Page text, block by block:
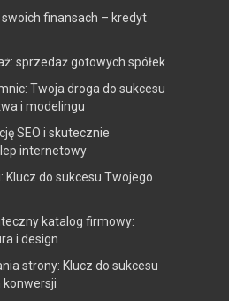
finansach – kredyt
sprzedaż gotowych spółek
Twoja droga do sukcesu
i modelingu
SEO i skutecznie
internetowy
Klucz do sukcesu Twojego
katalog firmowy:
i design
strony: Klucz do sukcesu
konwersji